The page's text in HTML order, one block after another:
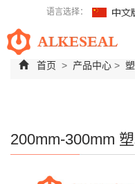
语言选择：
首页 > 产品中心 >
200mm-300mm